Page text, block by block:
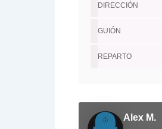
DIRECCIÓN
GUIÓN
REPARTO
Alex M.